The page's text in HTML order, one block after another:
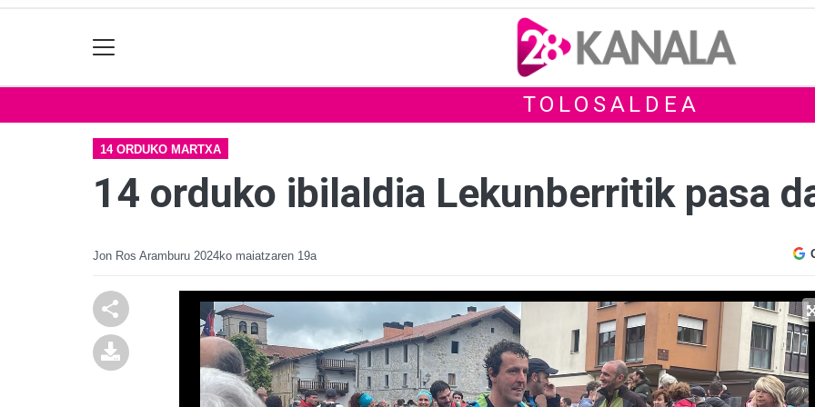
TOLOSALDEA
14 ORDUKO MARTXA
14 orduko ibilaldia Lekunberritik pasa
Jon Ros Aramburu 2024ko maiatzaren 19a